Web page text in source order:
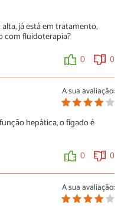
já está em tratamento,
com fluidoterapia?
0 0
A sua avaliação:
hepática, o figado é
0 0
A sua avaliação: